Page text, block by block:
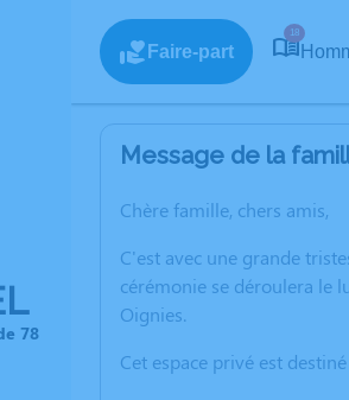
78
Faire-part
18
Message de la
Chère famille, chers amis,
C'est avec une grande
cérémonie se déroulera le
Oignies.
Cet espace privé est